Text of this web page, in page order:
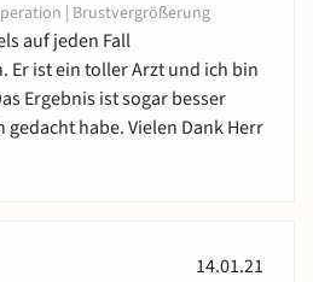
| Brustvergrößerung
auf jeden Fall
Er ist ein toller Arzt und ich bin
Ergebnis ist sogar besser
gedacht habe. Vielen Dank Herr
14.01.21